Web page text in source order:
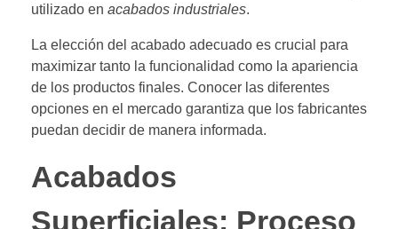
utilizado en acabados industriales.
La elección del acabado adecuado es crucial para
maximizar tanto la funcionalidad como la apariencia
de los productos finales. Conocer las diferentes
opciones en el mercado garantiza que los fabricantes
puedan decidir de manera informada.
Acabados
Superficiales: Proceso